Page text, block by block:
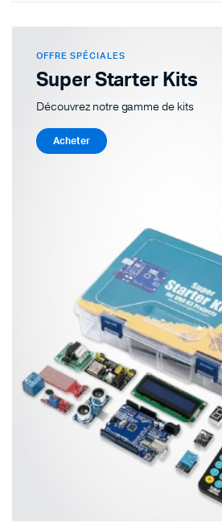
OFFRE SPÉCIALES
Super Starter Kits
Découvrez notre gamme de kits
Acheter